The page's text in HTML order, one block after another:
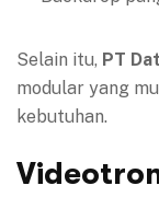
Selain itu, PT
modular yang
kebutuhan.